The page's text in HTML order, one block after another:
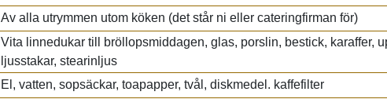
Av alla utrymmen utom köken (det står ni eller cateringfirman för)
Vita linnedukar till bröllopsmiddagen, glas, porslin, bestick, karaffer,
ljusstakar, stearinljus
El, vatten, sopsäckar, toapapper, tvål, diskmedel. kaffefilter